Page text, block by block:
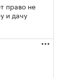
право не
и дачу